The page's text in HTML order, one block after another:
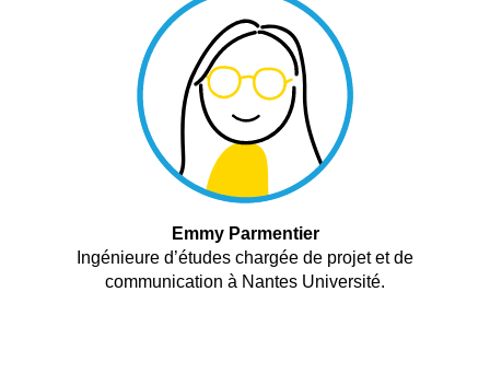
Emmy Parmentier
Ingénieure d’études chargée de projet et de
communication à Nantes Université.